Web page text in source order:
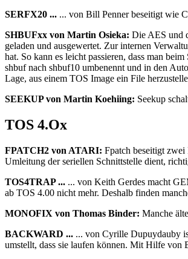
SERFX20 ... ... von Bill Penner beseitigt wie
SHBUFxx von Martin Osieka: Die AES und
geladen und ausgewertet. Zur internen
hat. So kann es leicht passieren, dass man
shbuf nach shbuf10 umbenennt und in den
Lage, aus einem TOS Image ein File
SEEKUP von Martin Koehiing: Seekup
TOS 4.Ox
FPATCH2 von ATARI: Fpatch beseitigt
Umleitung der seriellen Schnittstelle dient,
TOS4TRAP ... ... von Keith Gerdes macht
ab TOS 4.00 nicht mehr. Deshalb finden
MONOFIX von Thomas Binder: Manche
BACKWARD ... ... von Cyrille Dupuydauby
umstellt, dass sie laufen können. Mit Hilfe von